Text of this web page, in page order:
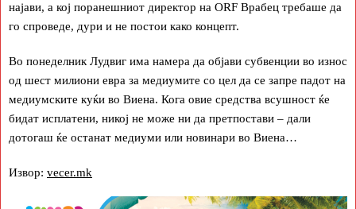
најави, а кој поранешниот директор на ORF Врабец требаше да
го спроведе, дури и не постои како концепт.
Во понеделник Лудвиг има намера да објави субвенции во износ
од шест милиони евра за медиумите со цел да се запре падот на
медиумските куќи во Виена. Кога овие средства всушност ќе
бидат исплатени, никој не може ни да претпостави – дали
дотогаш ќе останат медиуми или новинари во Виена…
Извор: vecer.mk